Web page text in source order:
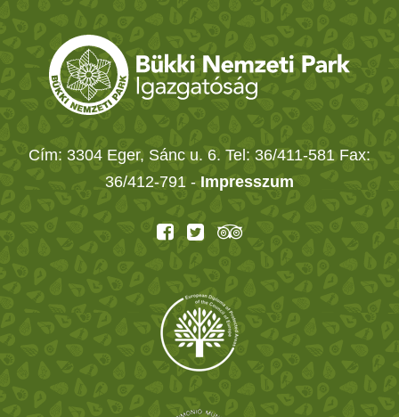
Cím: 3304 Eger, Sánc u. 6. Tel: 36/411-581 Fax:
36/412-791 - Impresszum